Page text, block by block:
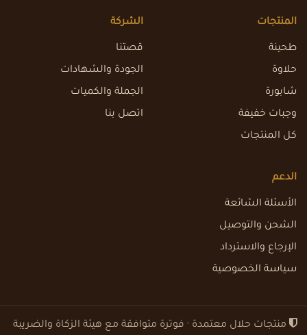
المنتجات
طحينة
حلاوة
شابورة
وجبات خفيفة
كل المنتجات
الشركة
قصتنا
الجودة والشهادات
الجملة والكميات
اتصل بنا
الدعم
الأسئلة الشائعة
الشحن والتوصيل
الإرجاع والاسترداد
سياسة الخصوصية
منتجات حلال معتمدة · فوترة متوافقة مع هيئة الزكاة والضريبة